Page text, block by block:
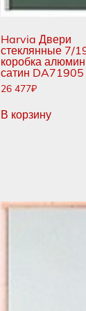
Harvia Двери
стеклянные 7/
коробка
сатин DA71905
26 477₽
В корзину